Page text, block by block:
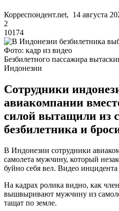
Корреспондент.net, 14 августа
2
10174
Фото: кадр из видео
Безбилетного пассажира
Индонезии
Сотрудники
авиакомпании
силой вытащили из
безбилетника и
В Индонезии сотрудники
самолета мужчину, который
буйно себя вел. Видео
На кадрах ролика видно, как
вышвыривают мужчину из
тащат по земле.